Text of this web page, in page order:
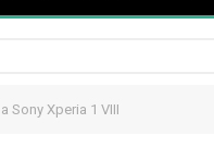
Sony Xperia 1 VIII